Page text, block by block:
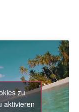
zu
aktivieren